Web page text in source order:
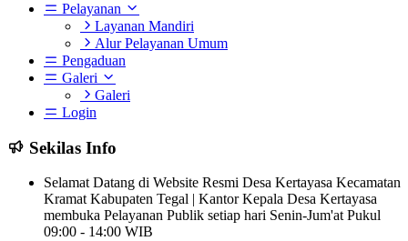
Pelayanan
Layanan Mandiri
Alur Pelayanan Umum
Pengaduan
Galeri
Galeri
Login
Sekilas Info
Selamat Datang di Website Resmi Desa Kertayasa Kecamatan
Kramat Kabupaten Tegal | Kantor Kepala Desa Kertayasa
membuka Pelayanan Publik setiap hari Senin-Jum'at Pukul
09:00 - 14:00 WIB